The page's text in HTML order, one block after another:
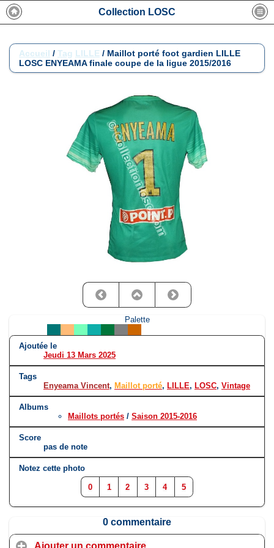
Collection LOSC
Accueil / Tag LILLE / Maillot porté foot gardien LILLE
LOSC ENYEAMA finale coupe de la ligue 2015/2016
Palette
Ajoutée le
Jeudi 13 Mars 2025
Tags
Enyeama Vincent, Maillot porté, LILLE, LOSC, Vintage
Albums
Maillots portés / Saison 2015-2016
Score
pas de note
Notez cette photo
0 1 2 3 4 5
0 commentaire